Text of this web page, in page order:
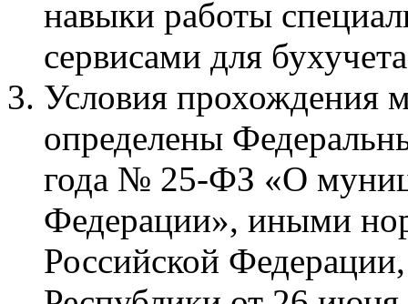
навыки работы
сервисами для
Условия прохождения
определены
года № 25-ФЗ «О
Федерации», иными
Российской